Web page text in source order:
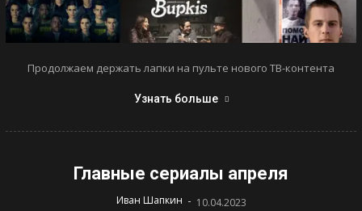
Продолжаем держать лапки на пульте нового ТВ-контента
Узнать больше
Главные сериалы апреля
Иван Шапкин - 10.04.2023